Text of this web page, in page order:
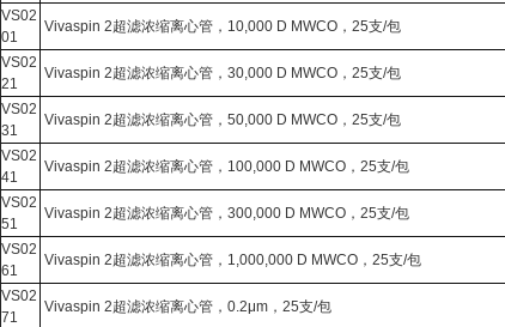
VS02
01
Vivaspin 2超滤浓缩离心管，10,000 D MWCO，25支/包
VS02
21
Vivaspin 2超滤浓缩离心管，30,000 D MWCO，25支/包
VS02
31
Vivaspin 2超滤浓缩离心管，50,000 D MWCO，25支/包
VS02
41
Vivaspin 2超滤浓缩离心管，100,000 D MWCO，25支/包
VS02
51
Vivaspin 2超滤浓缩离心管，300,000 D MWCO，25支/包
VS02
61
Vivaspin 2超滤浓缩离心管，1,000,000 D MWCO，25支/包
VS02
71
Vivaspin 2超滤浓缩离心管，0.2μm，25支/包